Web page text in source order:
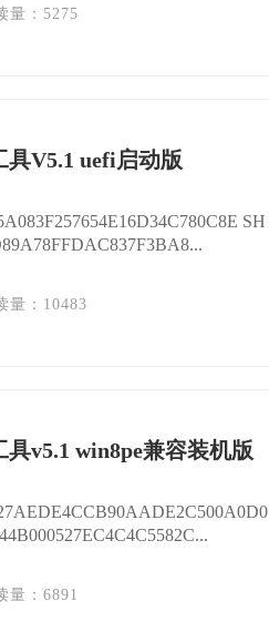
量： 5275
V5.1 uefi启动版
SH
量： 10483
v5.1 win8pe兼容装机版
量：6891